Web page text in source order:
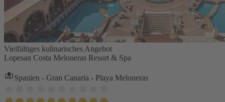
Vielfältiges kulinarisches Angebot
Lopesan Costa Meloneras Resort & Spa
Spanien - Gran Canaria - Playa Meloneras